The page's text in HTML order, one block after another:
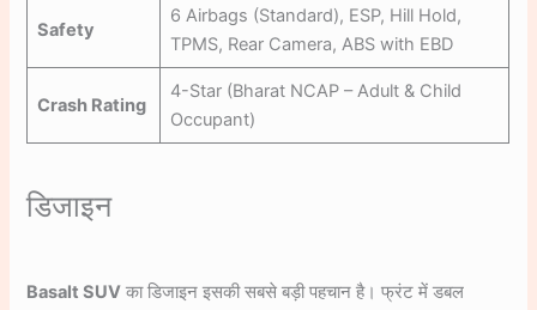
Safety
6 Airbags (Standard), ESP, Hill Hold,
TPMS, Rear Camera, ABS with EBD
Crash Rating
4-Star (Bharat NCAP – Adult & Child
Occupant)
डिजाइन
Basalt SUV का डिजाइन इसकी सबसे बड़ी पहचान है। फ्रंट में डबल